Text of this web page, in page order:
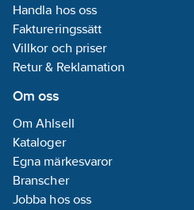
nedåt för att maximera
stödet och
stabiliteten. Hjälmen
har ett omfång på 52-
hakremmen fortsätter
möjligheterna till
personlig anpassning,
hakremmen har 5
stycken
justeringspunkter och
Handla hos oss
Faktureringssätt
Villkor och priser
Retur & Reklamation
Om oss
Om Ahlsell
Kataloger
Egna märkesvaror
Branscher
Jobba hos oss